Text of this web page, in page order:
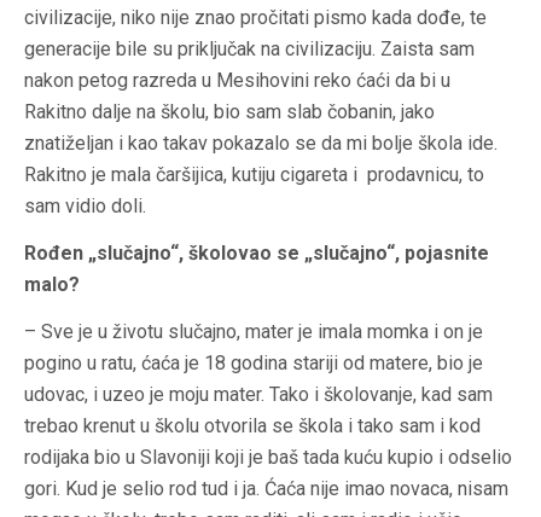
civilizacije, niko nije znao pročitati pismo kada dođe, te
generacije bile su priključak na civilizaciju. Zaista sam
nakon petog razreda u Mesihovini reko ćaći da bi u
Rakitno dalje na školu, bio sam slab čobanin, jako
znatiželjan i kao takav pokazalo se da mi bolje škola ide.
Rakitno je mala čaršijica, kutiju cigareta i prodavnicu, to
sam vidio doli.
Rođen „slučajno“, školovao se „slučajno“, pojasnite
malo?
– Sve je u životu slučajno, mater je imala momka i on je
pogino u ratu, ćaća je 18 godina stariji od matere, bio je
udovac, i uzeo je moju mater. Tako i školovanje, kad sam
trebao krenut u školu otvorila se škola i tako sam i kod
rodijaka bio u Slavoniji koji je baš tada kuću kupio i odselio
gori. Kud je selio rod tud i ja. Ćaća nije imao novaca, nisam